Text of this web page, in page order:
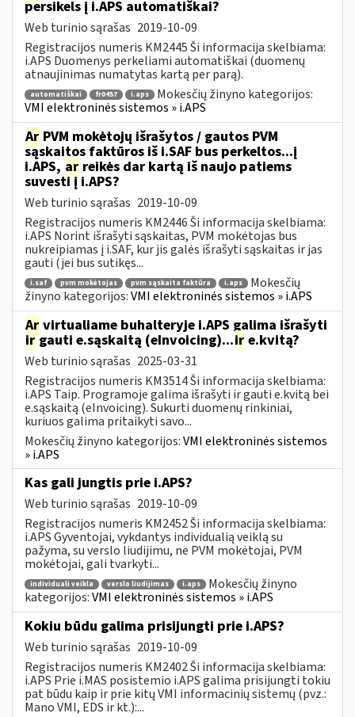
persikels į i.APS automatiškai?
Web turinio sąrašas 2019-10-09
Registracijos numeris KM2445 Ši informacija skelbiama:
i.APS Duomenys perkeliami automatiškai (duomenų
atnaujinimas numatytas kartą per parą).
automatiškai fr0457 i.aps
Mokesčių žinyno kategorijos:
VMI elektroninės sistemos » i.APS
Ar PVM mokėtojų išrašytos / gautos PVM
sąskaitos faktūros iš i.SAF bus perkeltos...į
i.APS, ar reikės dar kartą iš naujo patiems
suvesti į i.APS?
Web turinio sąrašas 2019-10-09
Registracijos numeris KM2446 Ši informacija skelbiama:
i.APS Norint išrašyti sąskaitas, PVM mokėtojas bus
nukreipiamas į i.SAF, kur jis galės išrašyti sąskaitas ir jas
gauti (jei bus sutikęs...
i.saf pvm mokėtojas pvm sąskaita faktūra i.aps
Mokesčių
žinyno kategorijos:VMI elektroninės sistemos » i.APS
Ar virtualiame buhalteryje i.APS galima išrašyti
irgauti e.sąskaitą (eInvoicing)...ir e.kvitą?
Web turinio sąrašas 2025-03-31
Registracijos numeris KM3514 Ši informacija skelbiama:
i.APS Taip. Programoje galima išrašyti ir gauti e.kvitą bei
e.sąskaitą (eInvoicing). Sukurti duomenų rinkiniai,
kuriuos galima pritaikyti savo...
Mokesčių žinyno kategorijos:VMI elektroninės sistemos
» i.APS
Kas gali jungtis prie i.APS?
Web turinio sąrašas 2019-10-09
Registracijos numeris KM2452 Ši informacija skelbiama:
i.APS Gyventojai, vykdantys individualią veiklą su
pažyma, su verslo liudijimu, ne PVM mokėtojai, PVM
mokėtojai, gali tvarkyti...
individuali veikla verslo liudijimas i.aps
Mokesčių žinyno
kategorijos:VMI elektroninės sistemos » i.APS
Kokiu būdu galima prisijungti prie i.APS?
Web turinio sąrašas 2019-10-09
Registracijos numeris KM2402 Ši informacija skelbiama:
i.APS Prie i.MAS posistemio i.APS galima prisijungti tokiu
pat būdu kaip ir prie kitų VMI informacinių sistemų (pvz.:
Mano VMI, EDS ir kt.):...